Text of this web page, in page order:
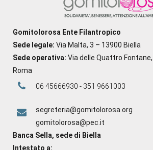
Gomitolorosa Ente Filantropico
Sede legale: Via Malta, 3 – 13900 Biella
Sede operativa: Via delle Quattro
Roma
06 45666930 - 351 9661003
segreteria@gomitolorosa.org
gomitolorosa@pec.it
Banca Sella, sede di Biella
Intestato a: